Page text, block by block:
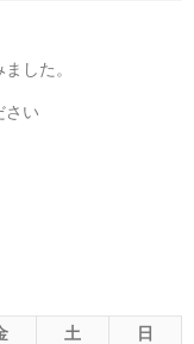
した。
さい
土
日